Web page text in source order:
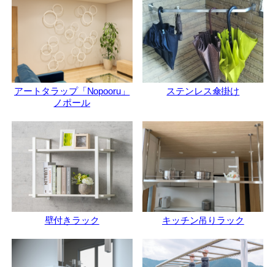
アートタラップ「Nopooru」
ノポール
ステンレス傘掛け
壁付きラック キッチン吊りラック